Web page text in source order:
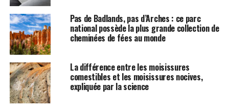
Pas de Badlands, pas d’Arches : ce parc
national possède la plus grande collection de
cheminées de fées au monde
La différence entre les moisissures
comestibles et les moisissures nocives,
expliquée par la science